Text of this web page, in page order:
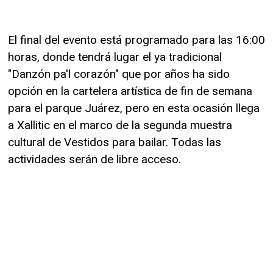
El final del evento está programado para las 16:00
horas, donde tendrá lugar el ya tradicional
"Danzón pa'l corazón" que por años ha sido
opción en la cartelera artística de fin de semana
para el parque Juárez, pero en esta ocasión llega
a Xallitic en el marco de la segunda muestra
cultural de Vestidos para bailar. Todas las
actividades serán de libre acceso.